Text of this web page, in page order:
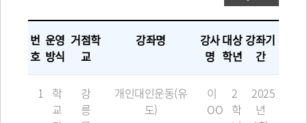
번
호
운영
방식
거점학
교
강좌명
강사
명
대상
학년
강좌기
간
1
학
교
강
릉
개인대인운동(유
도)
이
OO
2
학
2025
년